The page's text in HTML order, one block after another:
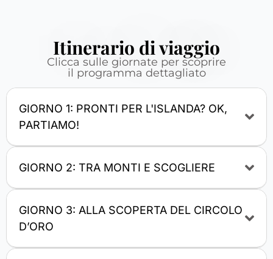
Itinerario di viaggio
Clicca sulle giornate per scoprire
il programma dettagliato
GIORNO 1: PRONTI PER L'ISLANDA? OK,
PARTIAMO!
GIORNO 2: TRA MONTI E SCOGLIERE
GIORNO 3: ALLA SCOPERTA DEL CIRCOLO
D’ORO